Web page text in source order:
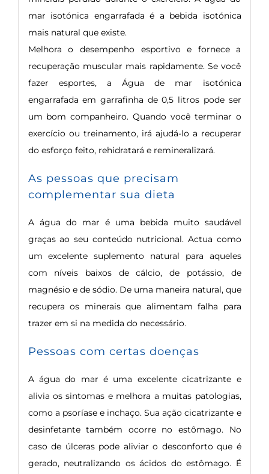
mar isotónica engarrafada é a bebida isotónica
mais natural que existe.
Melhora o desempenho esportivo e fornece a
recuperação muscular mais rapidamente. Se você
fazer esportes, a Água de mar isotónica
engarrafada em garrafinha de 0,5 litros pode ser
um bom companheiro. Quando você terminar o
exercício ou treinamento, irá ajudá-lo a recuperar
do esforço feito, rehidratará e remineralizará.
As pessoas que precisam
complementar sua dieta
A água do mar é uma bebida muito saudável
graças ao seu conteúdo nutricional. Actua como
um excelente suplemento natural para aqueles
com níveis baixos de cálcio, de potássio, de
magnésio e de sódio. De uma maneira natural, que
recupera os minerais que alimentam falha para
trazer em si na medida do necessário.
Pessoas com certas doenças
A água do mar é uma excelente cicatrizante e
alivia os sintomas e melhora a muitas patologias,
como a psoríase e inchaço. Sua ação cicatrizante e
desinfetante também ocorre no estômago. No
caso de úlceras pode aliviar o desconforto que é
gerado, neutralizando os ácidos do estômago. É